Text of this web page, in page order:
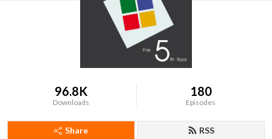
96.8K
Downloads
180
Episodes
Share RSS